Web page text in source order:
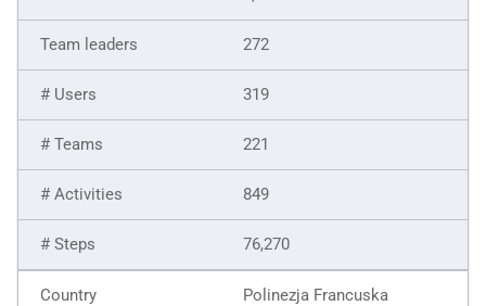
272
319
221
849
76,270
Polinezja Francuska